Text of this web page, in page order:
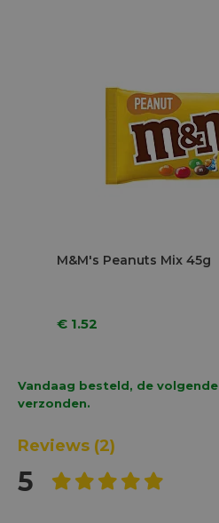
M&M's Peanuts Mix 45g
€ 1.52
Vandaag besteld, de
verzonden.
Reviews (2)
5